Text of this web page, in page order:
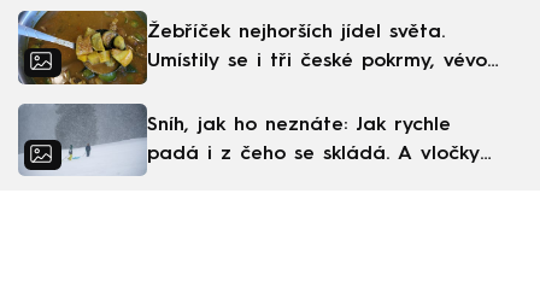
Žebříček nejhorších jídel světa.
Umístily se i tři české pokrmy, vévodí
Sníh, jak ho neznáte: Jak rychle
padá i z čeho se skládá. A vločky